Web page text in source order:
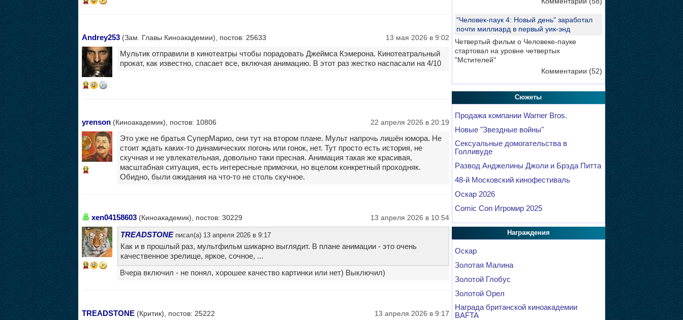
Andrey253(Зам. Главы Киноакадемии), постов: 25633 13 мая 2026 в 9:02
12
Мультик отправили в кинотеатры чтобы порадовать Джеймса Кэмерона. Кинотеатральный
прокат, как известно, спасает все, включая анимацию. В этот раз жестко наспасали на 4/10
yrenson(Киноакадемик), постов: 10806 22 апреля 2026 в 20:19
12
Это уже не братья СуперМарио, они тут на втором плане. Мульт напрочь лишён юмора. Не
стоит ждать каких-то динамических погонь или гонок, нет. Тут просто есть история, не
скучная и не увлекательная, довольно таки пресная. Анимация такая же красивая,
масштабная ситуация, есть интересные примочки, но вцелом конкретный проходняк.
Обидно, были ожидания на что-то не столь скучное.
xen04158603(Киноакадемик), постов: 30229 13 апреля 2026 в 10:54
15
TREADSTONEписал(а) 13 апреля 2026 в 9:17
Как и в прошлый раз, мультфильм шикарно выглядит. В плане анимации - это очень
качественное зрелище, яркое, сочное, ...
Вчера включил - не понял, хорошее качество картинки или нет) Выключил)
TREADSTONE(Критик), постов: 25222 13 апреля 2026 в 9:17
"Человек-паук 4: Новый день" заработал
почти миллиард в первый уик-энд
Четвертый фильм о Человеке-пауке
стартовал на уровне четвертых
"Мстителей"
Комментарии (52)
Сюжеты
Продажа компании Warner Bros.
Новые "Звездные войны"
Сексуальные домогательства в
Голливуде
Развод Анджелины Джоли и Брэда Питта
48-й Московский кинофестиваль
Оскар 2026
Comic Con Игромир 2025
Награждения
Оскар
Золотая Малина
Золотой Глобус
Золотой Орел
Награда британской киноакадемии
BAFTA